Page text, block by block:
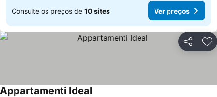
Consulte os preços de 10 sites Ver preços
Partilhar
Appartamenti Ideal